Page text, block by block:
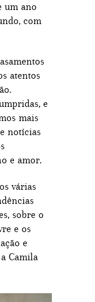
um ano
com
atentos
e
mais
notícias
e amor.
várias
sobre o
e os
e
Camila